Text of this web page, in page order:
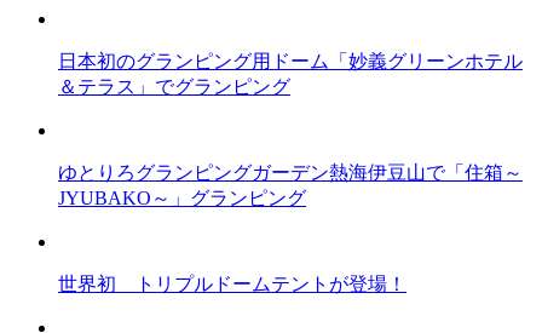
日本初のグランピング用ドーム「妙義グリーンホテル
＆テラス」でグランピング
ゆとりろグランピングガーデン熱海伊豆山で「住箱～
JYUBAKO～」グランピング
世界初 トリプルドームテントが登場！